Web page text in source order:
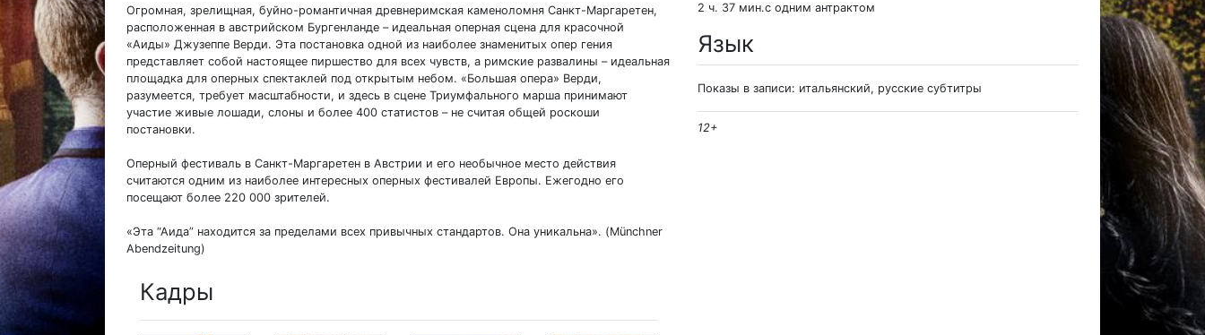
Огромная, зрелищная, буйно-романтичная древнеримская каменоломня Санкт-Маргаретен,
расположенная в австрийском Бургенланде – идеальная оперная сцена для красочной
«Аиды» Джузеппе Верди. Эта постановка одной из наиболее знаменитых опер гения
представляет собой настоящее пиршество для всех чувств, а римские развалины – идеальная
площадка для оперных спектаклей под открытым небом. «Большая опера» Верди,
разумеется, требует масштабности, и здесь в сцене Триумфального марша принимают
участие живые лошади, слоны и более 400 статистов – не считая общей роскоши
постановки.
Оперный фестиваль в Санкт-Маргаретен в Австрии и его необычное место действия
считаются одним из наиболее интересных оперных фестивалей Европы. Ежегодно его
посещают более 220 000 зрителей.
«Эта “Аида” находится за пределами всех привычных стандартов. Она уникальна». (Münchner
Abendzeitung)
Кадры
2 ч. 37 мин.с одним антрактом
Язык
Показы в записи: итальянский, русские субтитры
12+